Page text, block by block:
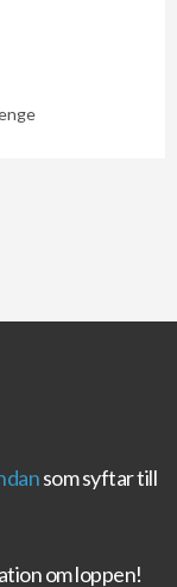
som syftar till
om loppen!